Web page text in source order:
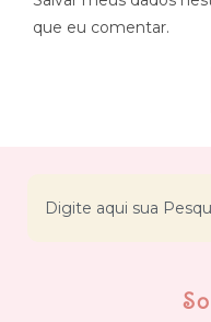
que eu comentar.